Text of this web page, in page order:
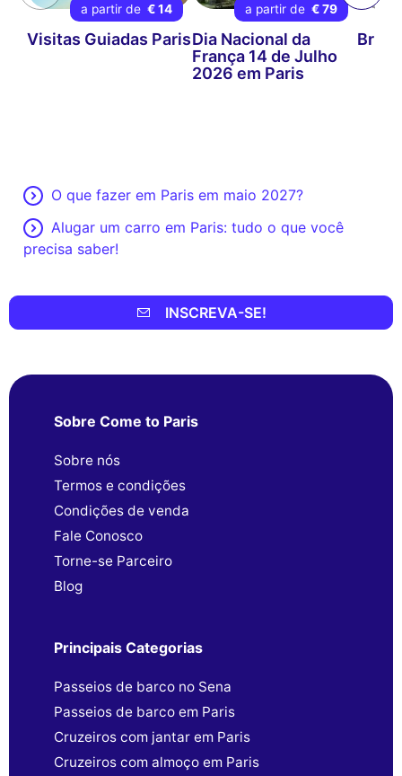
a partir de € 14
Visitas Guiadas Paris
a partir de € 79
Dia Nacional da
França 14 de Julho
2026 em Paris
O que fazer em Paris em maio 2027?
Alugar um carro em Paris: tudo o que você
precisa saber!
INSCREVA-SE!
Sobre Come to Paris
Sobre nós
Termos e condições
Condições de venda
Fale Conosco
Torne-se Parceiro
Blog
Principais Categorias
Passeios de barco no Sena
Passeios de barco em Paris
Cruzeiros com jantar em Paris
Cruzeiros com almoço em Paris